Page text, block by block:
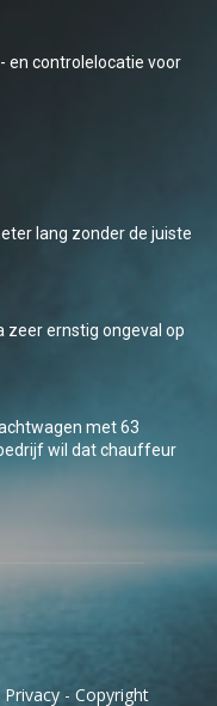
en controlelocatie voor
lang zonder de juiste
ernstig ongeval op
met 63
wil dat chauffeur
Privacy - Copyright